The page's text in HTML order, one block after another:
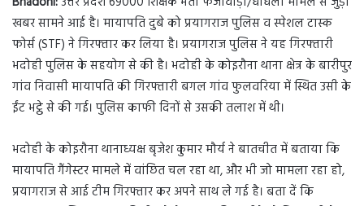
खबर सामने आई है। मायापति दुबे को प्रयागराज पुलिस व स्पेशल टास्क
फोर्स (STF) ने गिरफ्तार कर लिया है। प्रयागराज पुलिस ने यह गिरफ्तारी
भदोही पुलिस के सहयोग से की है। भदोही के कोइरौना थाना क्षेत्र के बारीपुर
गांव निवासी मायापति की गिरफ्तारी बगल गांव फुलवरिया में स्थित उसी के
ईंट भट्ठे से की गई। पुलिस काफी दिनों से उसकी तलाश में थी।
भदोही के कोइरौना थानाध्यक्ष बृजेश कुमार मौर्य ने बातचीत में बताया कि
मायापति गैंगेस्टर मामले में वांछित चल रहा था, और भी जो मामला रहा हो,
प्रयागराज से आई टीम गिरफ्तार कर अपने साथ ले गई है। बता दें कि